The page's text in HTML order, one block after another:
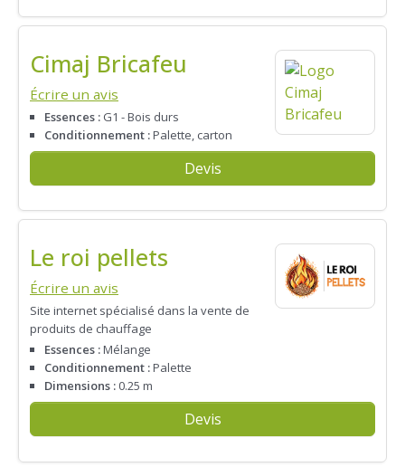
Cimaj Bricafeu
Écrire un avis
Essences : G1 - Bois durs
Conditionnement :Palette, carton
Devis
Le roi pellets
Écrire un avis
Site internet spécialisé dans la vente de
produits de chauffage
Essences :Mélange
Conditionnement :Palette
Dimensions : 0.25 m
Devis